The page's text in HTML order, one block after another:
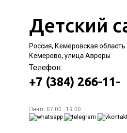
Детский
Россия, Кемеровская
Кемерово, улица Авроры
Телефон:
+7 (384) 266-11-
Пн-пт: 07:00—19:00